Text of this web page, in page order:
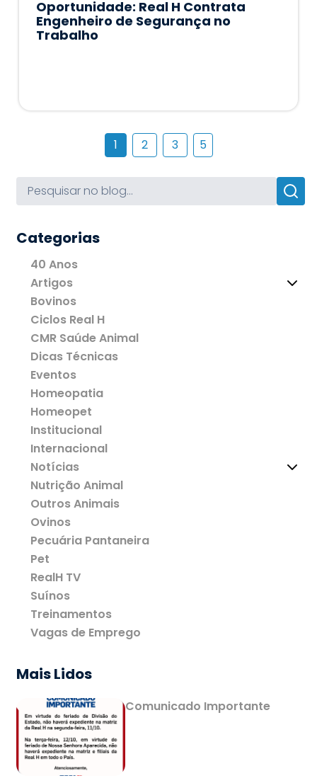
Oportunidade: Real H Contrata
Engenheiro de Segurança no
Trabalho
1 2 3 5
Categorias
40 Anos
Artigos
Bovinos
Ciclos Real H
CMR Saúde Animal
Dicas Técnicas
Eventos
Homeopatia
Homeopet
Institucional
Internacional
Notícias
Nutrição Animal
Outros Animais
Ovinos
Pecuária Pantaneira
Pet
RealH TV
Suínos
Treinamentos
Vagas de Emprego
Mais Lidos
Comunicado Importante